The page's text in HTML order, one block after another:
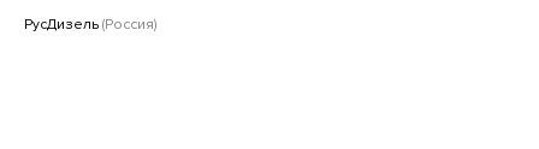
РусДизель (Россия)